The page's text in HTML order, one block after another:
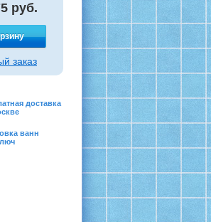
руб.
заказ
доставка
ванн